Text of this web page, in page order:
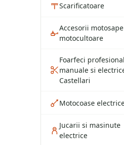
Scarificatoare
Accesorii
motocultoare
Foarfeci
manuale si
Castellari
Motocoase
Jucarii si masinute
electrice